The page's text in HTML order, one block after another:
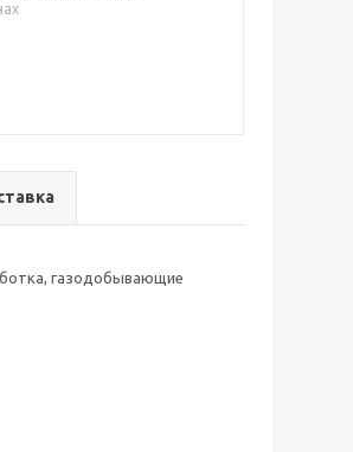
газодобывающие